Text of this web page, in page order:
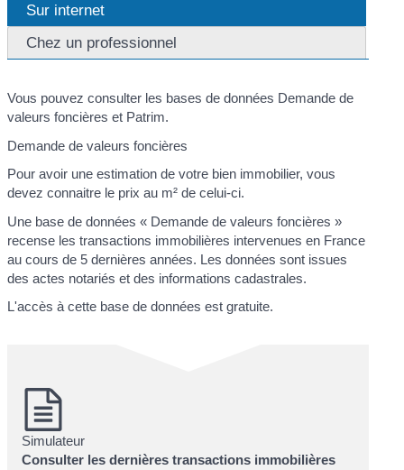
Sur internet
Chez un professionnel
Vous pouvez consulter les bases de données Demande de
valeurs foncières et Patrim.
Demande de valeurs foncières
Pour avoir une estimation de votre bien immobilier, vous
devez connaitre le prix au m² de celui-ci.
Une base de données « Demande de valeurs foncières »
recense les transactions immobilières intervenues en France
au cours de 5 dernières années. Les données sont issues
des actes notariés et des informations cadastrales.
L'accès à cette base de données est gratuite.
Simulateur
Consulter les dernières transactions immobilières